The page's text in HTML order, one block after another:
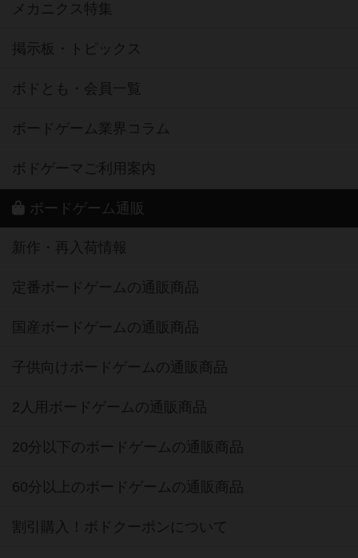
メカニクス特集
掲示板・トピックス
ボドとも・会員一覧
ボードゲーム業界コラム
ボドゲーマご利用案内
ボードゲーム通販
新作・再入荷情報
定番ボードゲームの通販商品
国産ボードゲームの通販商品
子供向けボードゲームの通販商品
2人用ボードゲームの通販商品
20分以下のボードゲームの通販商品
60分以上のボードゲームの通販商品
割引購入！ボドクーポンについて